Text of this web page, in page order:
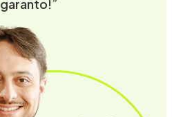
garanto!”